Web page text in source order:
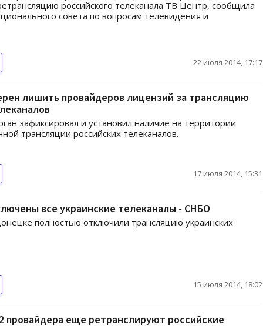
российского телеканала ТВ Центр, сообщила
совета по вопросам телевидения и
22 июля 2014, 17:17
лишить провайдеров лицензий за трансляцию
зафиксировал и установил наличие на территории
трансляции российских телеканалов.
17 июля 2014, 15:31
все украинские телеканалы - СНБО
полностью отключили трансляцию украинских
15 июля 2014, 18:02
провайдера еще ретранслируют российские